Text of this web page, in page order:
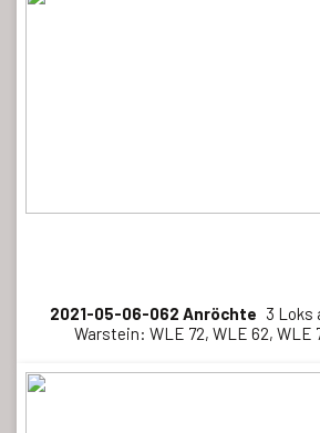
2021-05-06-062 Anröchte 3 Loks
Warstein: WLE 72, WLE 62, WLE